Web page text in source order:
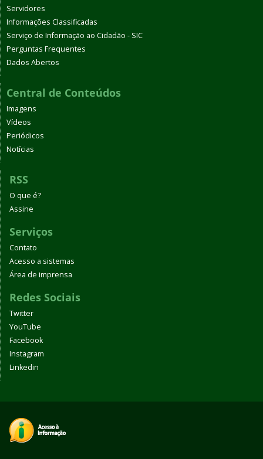
Servidores
Informações Classificadas
Serviço de Informação ao Cidadão - SIC
Perguntas Frequentes
Dados Abertos
Central de Conteúdos
Imagens
Vídeos
Periódicos
Notícias
RSS
O que é?
Assine
Serviços
Contato
Acesso a sistemas
Área de imprensa
Redes Sociais
Twitter
YouTube
Facebook
Instagram
Linkedin